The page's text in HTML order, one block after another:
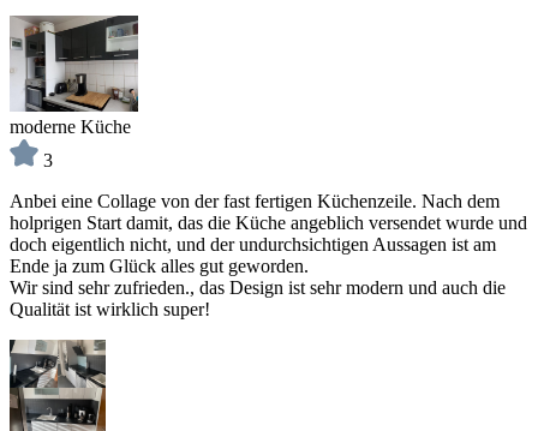
moderne Küche
3
Anbei eine Collage von der fast fertigen Küchenzeile. Nach dem
holprigen Start damit, das die Küche angeblich versendet wurde und
doch eigentlich nicht, und der undurchsichtigen Aussagen ist am
Ende ja zum Glück alles gut geworden.
Wir sind sehr zufrieden., das Design ist sehr modern und auch die
Qualität ist wirklich super!